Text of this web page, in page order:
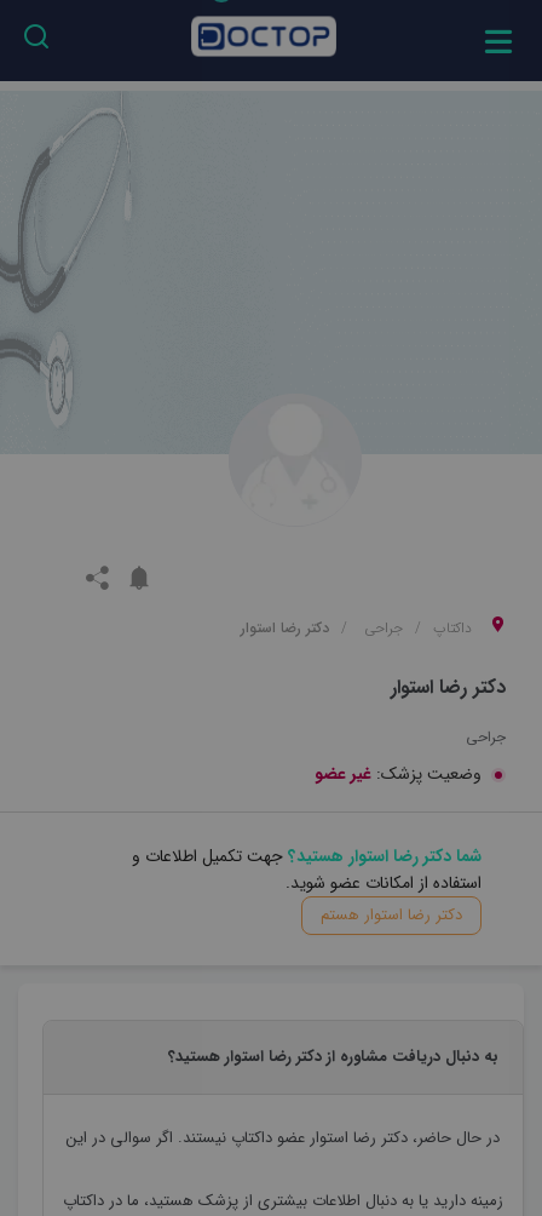
داکتاپ جراحی دکتر رضا استوار
دکتر رضا استوار
جراحی
وضعیت پزشک: غیر عضو
شما دکتر رضا استوار هستید؟جهت تکمیل اطلاعات و
استفاده از امکانات عضو شوید.
دکتر رضا استوار هستم
به دنبال دریافت مشاوره از دکتر رضا استوار هستید؟
در حال حاضر، دکتر رضا استوارعضو داکتاپ نیستند. اگر سوالی در این
زمینه دارید یا به دنبال اطلاعات بیشتری از پزشک هستید، ما در داکتاپ